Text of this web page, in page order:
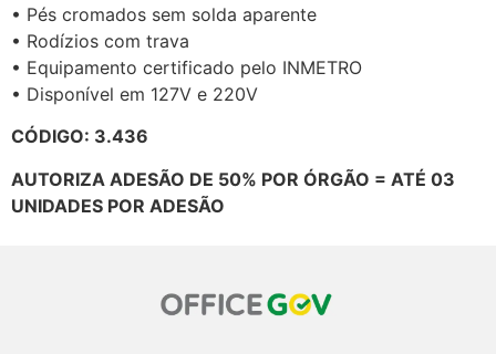
• Pés cromados sem solda aparente
• Rodízios com trava
• Equipamento certificado pelo INMETRO
• Disponível em 127V e 220V
CÓDIGO: 3.436
AUTORIZA ADESÃO DE 50% POR ÓRGÃO = ATÉ 03
UNIDADES POR ADESÃO